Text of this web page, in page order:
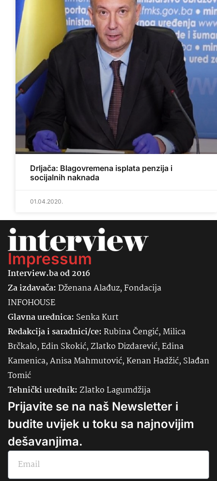
Drljača: Blagovremena isplata penzija i
socijalnih naknada
01.04.2020.
Impressum
Interview.ba od 2016
Za izdavača:Dženana Alađuz, Fondacija
INFOHOUSE
Glavna urednica: SenkaKurt
Redakcija i saradnici/ce:Rubina Čengić, Milica
Brčkalo, Edin Skokić, Zlatko Dizdarević, Edina
Kamenica, Anisa Mahmutović, Kenan Hadžić, Slađan
Tomić
Tehnički urednik:Zlatko Lagumdžija
Prijavite se na naš Newsletter i
budite uvijek u toku sa najnovijim
dešavanjima.